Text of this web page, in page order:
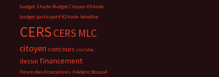
budget 3 Aude Budget Citoyen #3 Aude
budget participatif #2 Aude bénéfice
CERSCERS MLC
citoyen concours cris'alie
dessin financement
Forum des Associations Frédéric Bosqué